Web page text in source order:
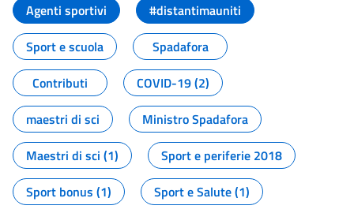
Agenti sportivi
#distantimauniti
Sport e scuola
Spadafora
Contributi
COVID-19 (2)
maestri di sci
Ministro Spadafora
Maestri di sci (1)
Sport e periferie 2018
Sport bonus (1)
Sport e Salute (1)